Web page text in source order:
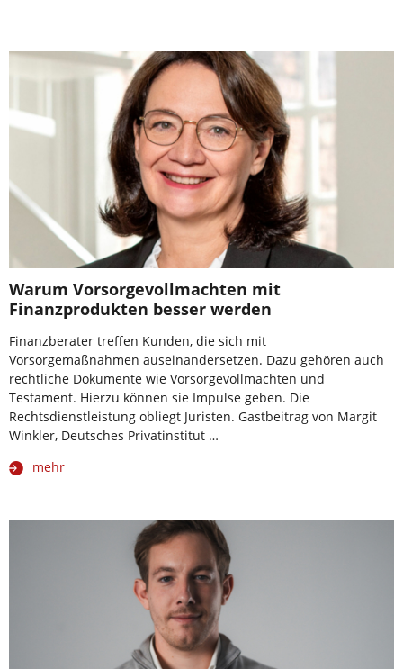
Warum Vorsorgevollmachten mit
Finanzprodukten besser werden
Finanzberater treffen Kunden, die sich mit
Vorsorgemaßnahmen auseinandersetzen. Dazu gehören auch
rechtliche Dokumente wie Vorsorgevollmachten und
Testament. Hierzu können sie Impulse geben. Die
Rechtsdienstleistung obliegt Juristen. Gastbeitrag von Margit
Winkler, Deutsches Privatinstitut …
mehr